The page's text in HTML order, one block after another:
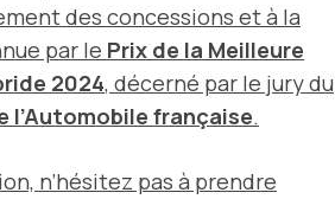
des concessions et à la
par le Prix de la Meilleure
2024, décerné par le jury du
l’Automobile française.
n’hésitez pas à prendre